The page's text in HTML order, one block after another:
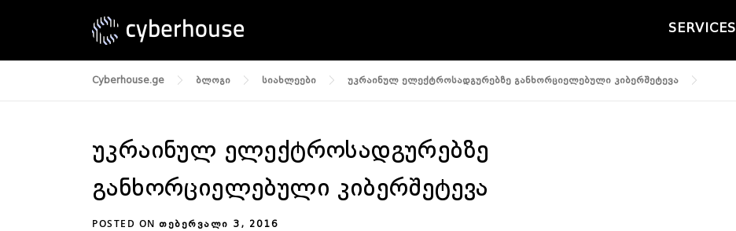
SERVICES
Cyberhouse.ge ბლოგი სიახლეები უკრაინულ ელექტროსადგურებზე განხორციელებული კიბერშეტევა
უკრაინულ ელექტროსადგურებზე
განხორციელებული კიბერშეტევა
POSTED ON ᲗᲔᲑᲔᲠᲕᲐᲚᲘ 3, 2016